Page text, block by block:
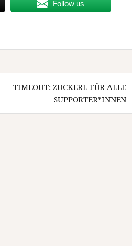
Follow us
TIMEOUT: ZUCKERL FÜR ALLE
SUPPORTER*INNEN